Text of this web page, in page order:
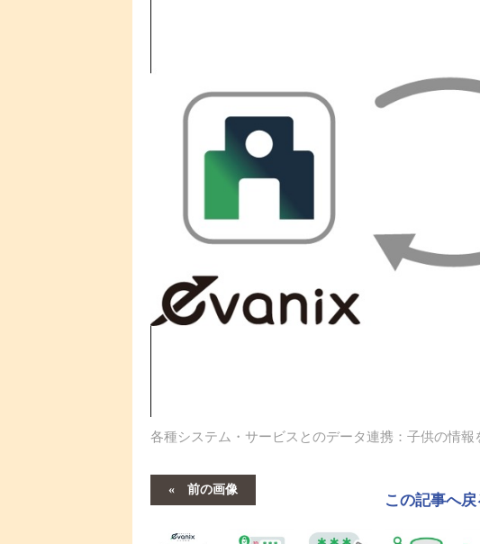
各種システム・サービスとのデータ連携：子供の情報
前の画像
この記事へ戻